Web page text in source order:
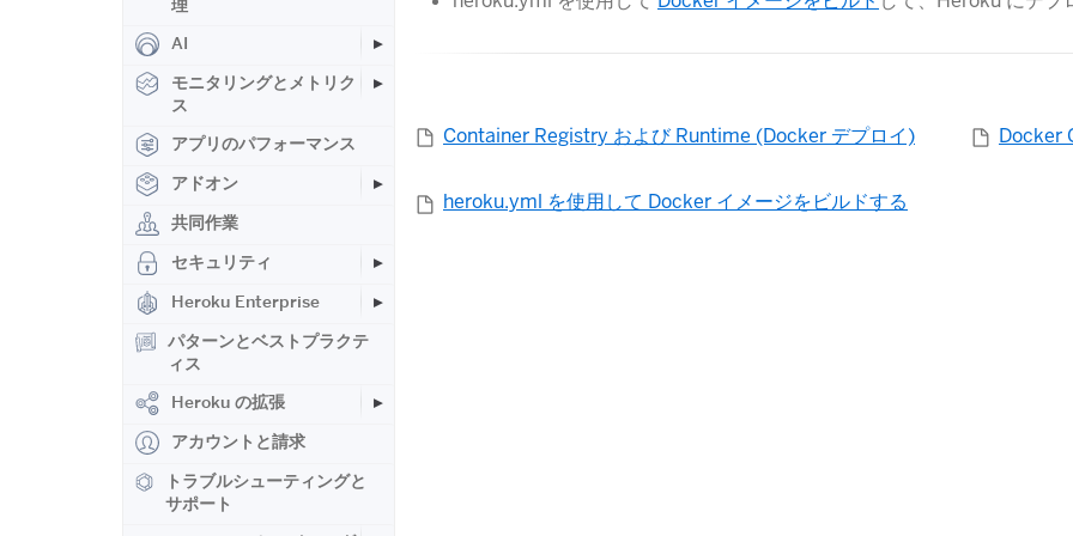
理
AI
モニタリングとメトリク
ス
アプリのパフォーマンス
アドオン
共同作業
セキュリティ
Heroku Enterprise
パターンとベストプラクテ
ィス
Heroku の拡張
アカウントと請求
トラブルシューティングと
サポート
Container Registry および Runtime (Docker デプロイ) Docker
heroku.yml を使用して Docker イメージをビルドする